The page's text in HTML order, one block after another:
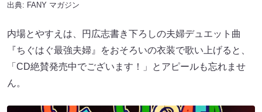
出典: FANY マガジン
内場とやすえは、円広志書き下ろしの夫婦デュエット曲
『ちぐはぐ最強夫婦』をおそろいの衣装で歌い上げると、
「CD絶賛発売中でございます！」とアピールも忘れませ
ん。